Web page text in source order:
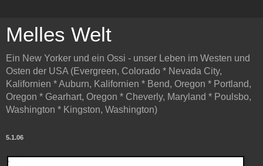
Melles Welt
Ein New Yorker und ein Ossi - unser Leben im Westen und
Osten der USA (Evergreen, Colorado * Nevada City,
Kalifornien * Auburn, Kalifornien * Bend, Oregon * Portland,
Oregon * Gearhart, Oregon * Cheverly, Maryland * Poulsbo,
Washington * Kingston, Washington)
5.1.06